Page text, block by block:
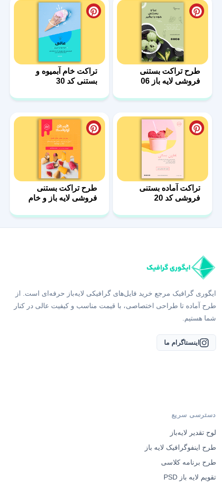
طرح تراکت بستنی
فروشی لایه باز 06
تراکت خام آبمیوه و
بستنی کد 30
تراکت آماده بستنی
فروشی کد 20
طرح تراکت بستنی
فروشی لایه باز و خام
ایگوری گرافیک مرجع خرید فایل‌های گرافیکی لایه‌باز حرفه‌ای است. از
طرح آماده تا طراحی اختصاصی، با قیمت مناسب و کیفیت عالی در کنار
شما هستیم.
اینستاگرام ما
دسترسی سریع
لوح تقدیر لایه‌باز
طرح اینفوگرافیک لایه باز
طرح برنامه کلاسی
تقویم لایه باز PSD